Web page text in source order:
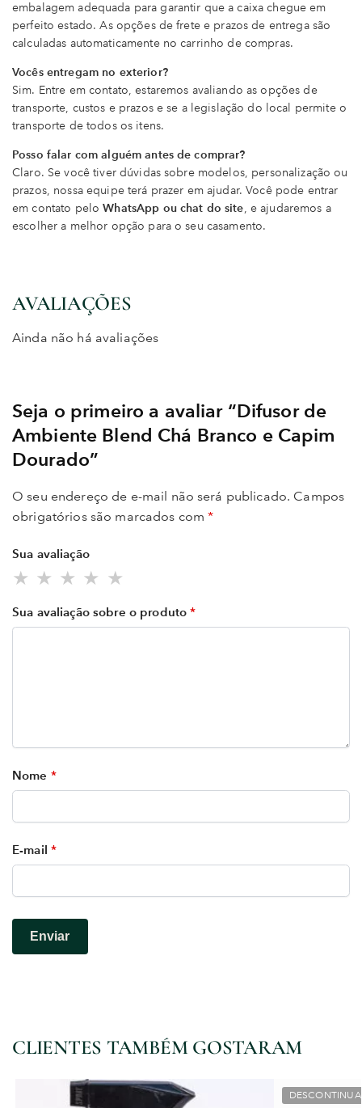
embalagem adequada para garantir que a caixa chegue em
perfeito estado. As opções de frete e prazos de entrega são
calculadas automaticamente no carrinho de compras.
Vocês entregam no exterior?
Sim. Entre em contato, estaremos avaliando as opções de
transporte, custos e prazos e se a legislação do local permite o
transporte de todos os itens.
Posso falar com alguém antes de comprar?
Claro. Se você tiver dúvidas sobre modelos, personalização ou
prazos, nossa equipe terá prazer em ajudar. Você pode entrar
em contato peloWhatsApp ou chat do site, e ajudaremos a
escolher a melhor opção para o seu casamento.
AVALIAÇÕES
Ainda não há avaliações
Seja o primeiro a avaliar “Difusor de
Ambiente Blend Chá Branco e Capim
Dourado”
O seu endereço de e-mail não será publicado. Campos
obrigatórios são marcados com*
Sua avaliação
Sua avaliação sobre o produto*
Nome *
E-mail *
CLIENTES TAMBÉM GOSTARAM